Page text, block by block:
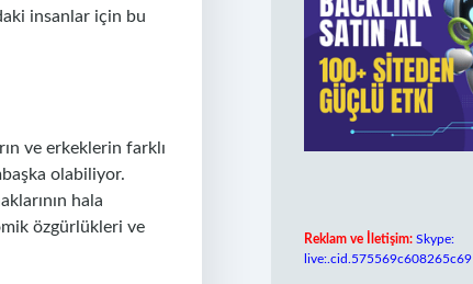
insanlar için bu
ve erkeklerin farklı
olabiliyor.
hala
özgürlükleri ve
Reklam ve İletişim: Skype:
live:.cid.575569c608265c69